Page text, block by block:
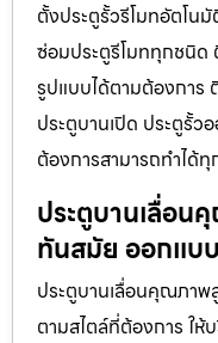
ตั้งประตูรั้วรีโมทอัตโน
ซ่อมประตูรีโมททุกชนิด
รูปแบบได้ตามต้องการ
ประตูบานเปิด ประตูรั้
ต้องการสามารถทำได้
ประตูบานเลื่อน
ทันสมัย ออกแบ
ประตูบานเลื่อนคุณภาพ
ตามสไตล์ที่ต้องการ ให้